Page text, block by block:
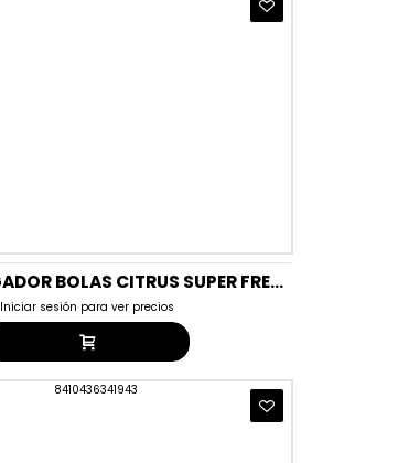
AGERUL COLGADOR BOLAS CITRUS SUPER FRESH (2X50GR) DUO PACK
Iniciar sesión para ver precios